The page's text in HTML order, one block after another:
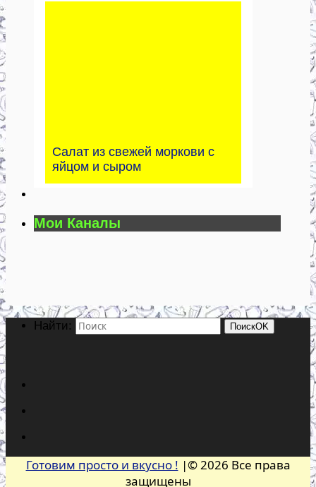
Салат из свежей моркови с
яйцом и сыром
Мои Каналы
Найти: ПоискOK
Готовим просто и вкусно ! |© 2026 Все права
защищены